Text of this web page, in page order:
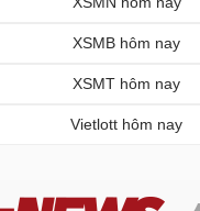
XSMB hôm nay
XSMT hôm nay
Vietlott hôm nay